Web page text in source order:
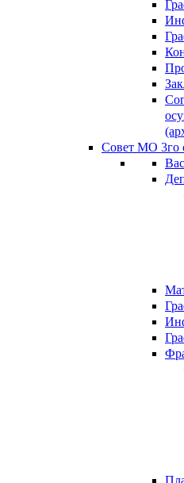
Совет МО 3го